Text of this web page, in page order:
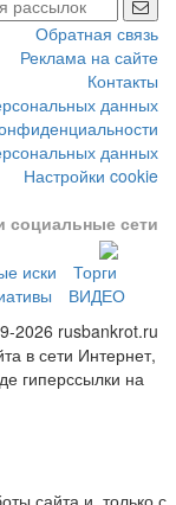
Обратная связь
Реклама на сайте
Контакты
данных
данных
Настройки cookie
социальные сети
иски
Торги
ВИДЕО
2026 rusbankrot.ru
в сети Интернет,
гиперссылки на
сайта и, только с